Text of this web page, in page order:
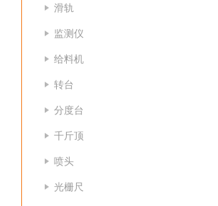
滑轨
监测仪
给料机
转台
分度台
千斤顶
喷头
光栅尺